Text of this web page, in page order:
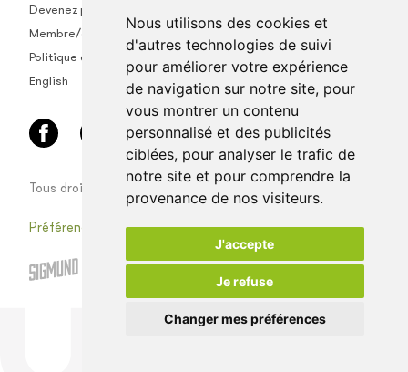
Nous utilisons des cookies et
d'autres technologies de suivi
pour améliorer votre expérience
de navigation sur notre site, pour
vous montrer un contenu
personnalisé et des publicités
ciblées, pour analyser le trafic de
notre site et pour comprendre la
provenance de nos visiteurs.
J'accepte
Je refuse
Changer mes préférences
Devenez partenaire
Membre/empl.
Politique de confidentialité
English
Tous droits réservés © Univet coopérative vétérinaire
Préférences de cookies